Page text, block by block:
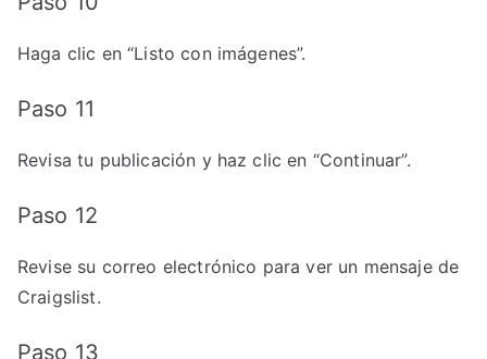
Haga clic en “Listo con imágenes”.
Paso 11
Revisa tu publicación y haz clic en “Continuar”.
Paso 12
Revise su correo electrónico para ver un mensaje de
Craigslist.
Paso 13